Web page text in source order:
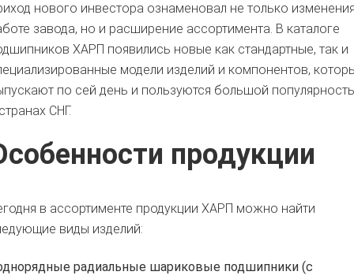
нового инвестора ознаменовал не только
завода, но и расширение ассортимента. В каталоге
ХАРП появились новые как стандартные, так и
модели изделий и компонентов,
по сей день и пользуются большой
СНГ.
продукции
в ассортименте продукции ХАРП можно найти
виды изделий:
радиальные шариковые подшипники (с